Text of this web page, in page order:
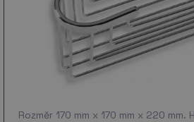
Rozměr 170 mm x 170 mm x 220 mm.